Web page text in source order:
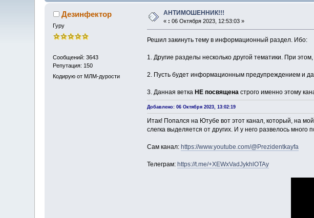
Дезинфектор
Гуру
Сообщений: 3643
Репутация: 150
Кодирую от МЛМ-дурости
АНТИМОШЕННИК!!!
« : 06 Октября 2023, 12:53:03 »
Решил закинуть тему в информационный раздел. Ибо:
1. Другие разделы несколько другой тематики. При
2. Пусть будет информационным предупреждением и
3. Данная ветка НЕ посвященастрого именно этому
Добавлено: 06 Октября 2023, 13:02:19
Итак! Попался на Ютубе вот этот канал, который, на
слегка выделяется от других. И у него развелось много
Сам канал: https://www.youtube.com/@Prezidentkayfa
Телеграм: https://t.me/+XEWxVadJykhlOTAy